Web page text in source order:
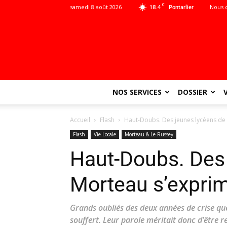
18.4 C Pontarlier
samedi 8 août 2026 Nous
NOS SERVICES DOSSIER
Accueil Flash Haut-Doubs. Des jeunes lycéens
Flash Vie Locale Morteau & Le Russey
Haut-Doubs.
Morteau
Grands oubliés des deux années de crise
souffert. Leur parole méritait donc d’être